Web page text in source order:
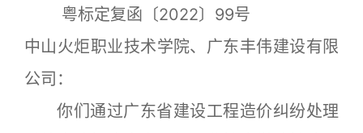
粤标定复函〔2022〕99号
中山火炬职业技术学院、广东丰伟建设有限
公司：
你们通过广东省建设工程造价纠纷处理